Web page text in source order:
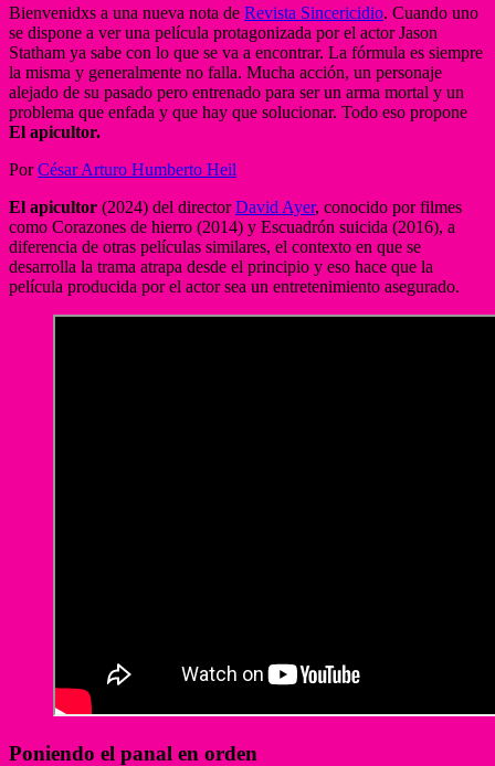
Bienvenidxs a una nueva nota de Revista Sincericidio. Cuando uno
se dispone a ver una película protagonizada por el actor Jason
Statham ya sabe con lo que se va a encontrar. La fórmula es siempre
la misma y generalmente no falla. Mucha acción, un personaje
alejado de su pasado pero entrenado para ser un arma mortal y un
problema que enfada y que hay que solucionar. Todo eso propone
El apicultor.
PorCésar Arturo Humberto Heil
El apicultor (2024) del directorDavid Ayer, conocido por filmes
como Corazones de hierro (2014) y Escuadrón suicida (2016), a
diferencia de otras películas similares, el contexto en que se
desarrolla la trama atrapa desde el principio y eso hace que la
película producida por el actor sea un entretenimiento asegurado.
Poniendo el panal en orden